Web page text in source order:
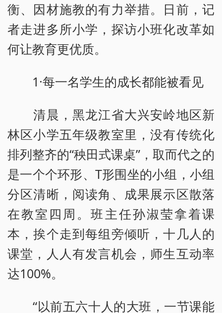
衡、因材施教的有力举措。日前，记
者走进多所小学，探访小班化改革如
何让教育更优质。
1·每一名学生的成长都能被看见
清晨，黑龙江省大兴安岭地区新
林区小学五年级教室里，没有传统化
排列整齐的“秧田式课桌”，取而代之的
是一个个环形、T形围坐的小组，小组
分区清晰，阅读角、成果展示区散落
在教室四周。班主任孙淑莹拿着课
本，挨个走到每组旁倾听，十几人的
课堂，人人有发言机会，师生互动率
达100%。
“以前五六十人的大班，一节课能